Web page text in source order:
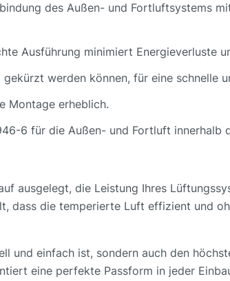
des Außen- und Fortluftsystems
Ausführung minimiert Energieverluste
werden können, für eine schnelle
Montage erheblich.
6 für die Außen- und Fortluft innerhalb
ausgelegt, die Leistung Ihres
dass die temperierte Luft effizient und
und einfach ist, sondern auch den
eine perfekte Passform in jeder